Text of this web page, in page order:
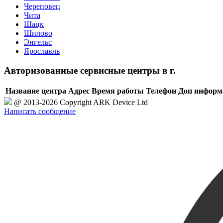
Череповец
Чита
Шацк
Шилово
Энгельс
Ярославль
Авторизованные сервисные центры в г.
Название центра Адрес Время работы Телефон Доп
@ 2013-2026 Copyright ARK Device Ltd
Написать сообщение